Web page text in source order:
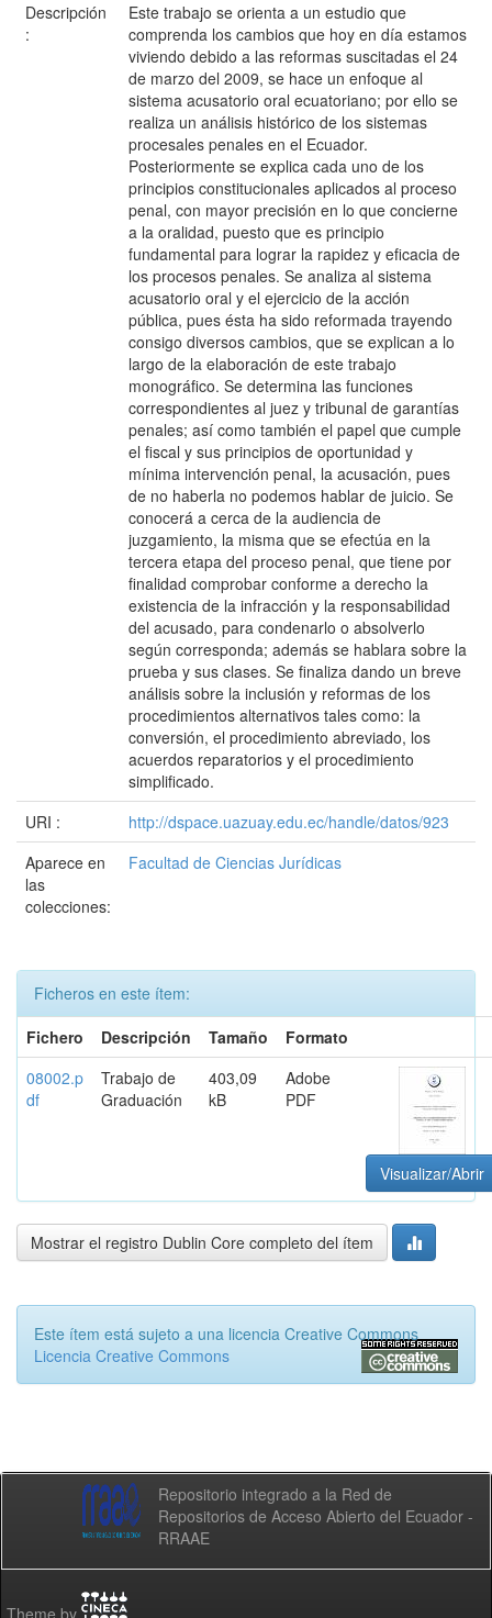
Descripción
:
Este trabajo se orienta a un estudio que
comprenda los cambios que hoy en día estamos
viviendo debido a las reformas suscitadas el 24
de marzo del 2009, se hace un enfoque al
sistema acusatorio oral ecuatoriano; por ello se
realiza un análisis histórico de los sistemas
procesales penales en el Ecuador.
Posteriormente se explica cada uno de los
principios constitucionales aplicados al proceso
penal, con mayor precisión en lo que concierne
a la oralidad, puesto que es principio
fundamental para lograr la rapidez y eficacia de
los procesos penales. Se analiza al sistema
acusatorio oral y el ejercicio de la acción
pública, pues ésta ha sido reformada trayendo
consigo diversos cambios, que se explican a lo
largo de la elaboración de este trabajo
monográfico. Se determina las funciones
correspondientes al juez y tribunal de garantías
penales; así como también el papel que cumple
el fiscal y sus principios de oportunidad y
mínima intervención penal, la acusación, pues
de no haberla no podemos hablar de juicio. Se
conocerá a cerca de la audiencia de
juzgamiento, la misma que se efectúa en la
tercera etapa del proceso penal, que tiene por
finalidad comprobar conforme a derecho la
existencia de la infracción y la responsabilidad
del acusado, para condenarlo o absolverlo
según corresponda; además se hablara sobre la
prueba y sus clases. Se finaliza dando un breve
análisis sobre la inclusión y reformas de los
procedimientos alternativos tales como: la
conversión, el procedimiento abreviado, los
acuerdos reparatorios y el procedimiento
simplificado.
URI :
http://dspace.uazuay.edu.ec/handle/datos/923
Aparece en
las
colecciones:
Facultad de Ciencias Jurídicas
Ficheros en este ítem:
Fichero
Descripción Tamaño
Formato
08002.p
df
Trabajo de
Graduación
403,09
kB
Adobe
PDF
Visualizar/Abrir
Mostrar el registro Dublin Core completo del ítem
Este ítem está sujeto a una licencia Creative Commons
Licencia Creative Commons
Repositorio integrado a la Red de
Repositorios de Acceso Abierto del Ecuador -
RRAAE